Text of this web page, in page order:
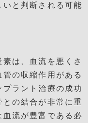
と判断される可能
は、血流を悪くさ
の収縮作用がある
ラント治療の成功
の結合が非常に重
流が豊富である必